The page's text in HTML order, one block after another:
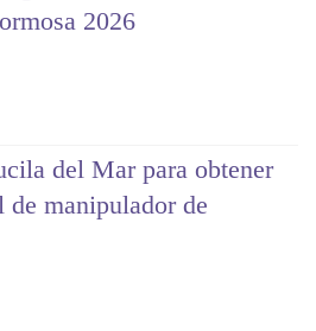
2026
del Mar para obtener
manipulador de